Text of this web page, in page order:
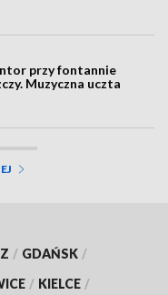
przy fontannie
Muzyczna uczta
/ GDAŃSK /
/ KIELCE /